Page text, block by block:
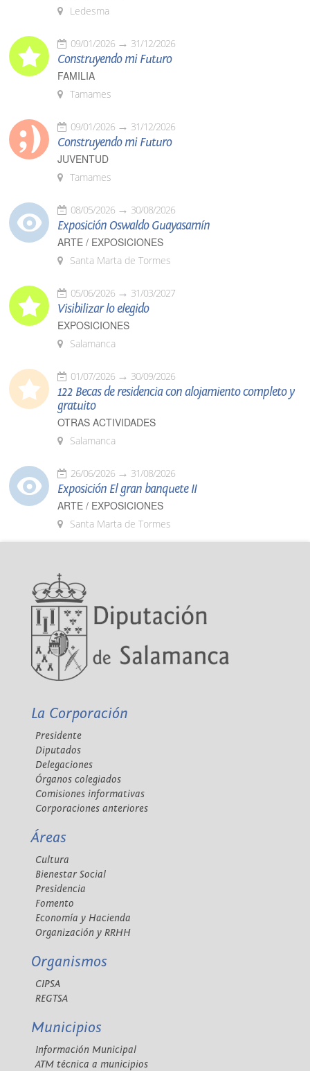
Ledesma
09/01/2026 31/12/2026
Construyendo mi Futuro
FAMILIA
Tamames
09/01/2026 31/12/2026
Construyendo mi Futuro
JUVENTUD
Tamames
08/05/2026 30/08/2026
Exposición Oswaldo Guayasamín
ARTE / EXPOSICIONES
Santa Marta de Tormes
05/06/2026 31/03/2027
Visibilizar lo elegido
EXPOSICIONES
Salamanca
01/07/2026 30/09/2026
122 Becas de residencia con alojamiento completo y
gratuito
OTRAS ACTIVIDADES
Salamanca
26/06/2026 31/08/2026
Exposición El gran banquete II
ARTE / EXPOSICIONES
Santa Marta de Tormes
La Corporación
Presidente
Diputados
Delegaciones
Órganos colegiados
Comisiones informativas
Corporaciones anteriores
Áreas
Cultura
Bienestar Social
Presidencia
Fomento
Economía y Hacienda
Organización y RRHH
Organismos
CIPSA
REGTSA
Municipios
Información Municipal
ATM técnica a municipios